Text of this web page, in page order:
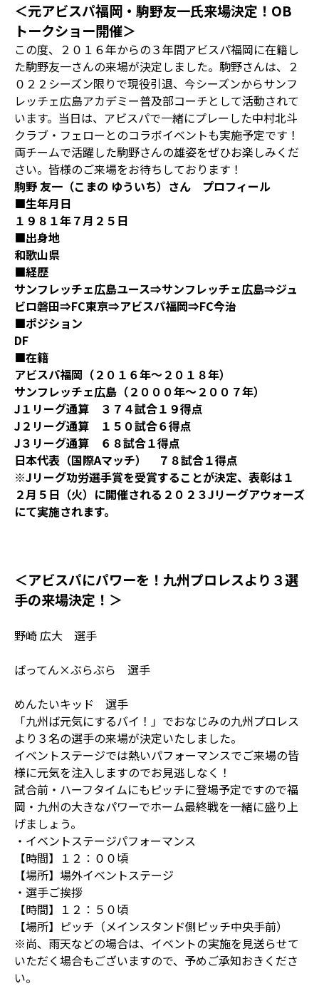
＜元アビスパ福岡・駒野友一氏来場決定！OB
トークショー開催＞
この度、２０１６年からの３年間アビスパ福岡に在籍し
た駒野友一さんの来場が決定しました。駒野さんは、２
０２２シーズン限りで現役引退、今シーズンからサンフ
レッチェ広島アカデミー普及部コーチとして活動されて
います。当日は、アビスパで一緒にプレーした中村北斗
クラブ・フェローとのコラボイベントも実施予定です！
両チームで活躍した駒野さんの雄姿をぜひお楽しみくだ
さい。皆様のご来場をお待ちしております！
駒野 友一（こまの ゆういち）さん プロフィール
■生年月日
１９８１年７月２５日
■出身地
和歌山県
■経歴
サンフレッチェ広島ユース⇒サンフレッチェ広島⇒ジュ
ビロ磐田⇒FC東京⇒アビスパ福岡⇒FC今治
■ポジション
DF
■在籍
アビスパ福岡（２０１６年～２０１８年）
サンフレッチェ広島（２０００年～２００７年）
J１リーグ通算 ３７４試合１９得点
J２リーグ通算 １５０試合６得点
J３リーグ通算 ６８試合１得点
日本代表（国際Aマッチ） ７８試合１得点
※Jリーグ功労選手賞を受賞することが決定、表彰は１
２月５日（火）に開催される２０２３Jリーグアウォーズ
にて実施されます。
＜アビスパにパワーを！九州プロレスより３選
手の来場決定！＞
野崎 広大 選手
ばってん×ぶらぶら 選手
めんたいキッド 選手
「九州ば元気にするバイ！」でおなじみの九州プロレス
より３名の選手の来場が決定いたしました。
イベントステージでは熱いパフォーマンスでご来場の皆
様に元気を注入しますのでお見逃しなく！
試合前・ハーフタイムにもピッチに登場予定ですので福
岡・九州の大きなパワーでホーム最終戦を一緒に盛り上
げましょう。
・イベントステージパフォーマンス
【時間】１２：００頃
【場所】場外イベントステージ
・選手ご挨拶
【時間】１２：５０頃
【場所】ピッチ（メインスタンド側ピッチ中央手前）
※尚、雨天などの場合は、イベントの実施を見送らせて
いただく場合もございますので、予めご承知おきくださ
い。